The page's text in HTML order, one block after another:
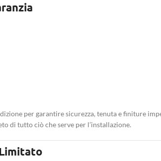
per garantire sicurezza, tenuta e finiture
di tutto ciò che serve per l’installazione.